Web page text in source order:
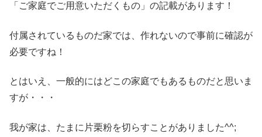
「ご家庭でご用意いただくもの」の記載があります！
付属されているものだ家では、作れないので事前に確認が
必要ですね！
とはいえ、一般的にはどこの家庭でもあるものだと思いま
すが・・・
我が家は、たまに片栗粉を切らすことがありました^^;